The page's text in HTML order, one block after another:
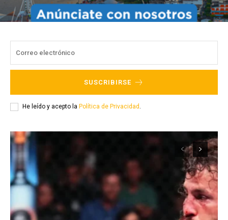
SUSCRIBIRSE
He leído y acepto la Política de Privacidad .